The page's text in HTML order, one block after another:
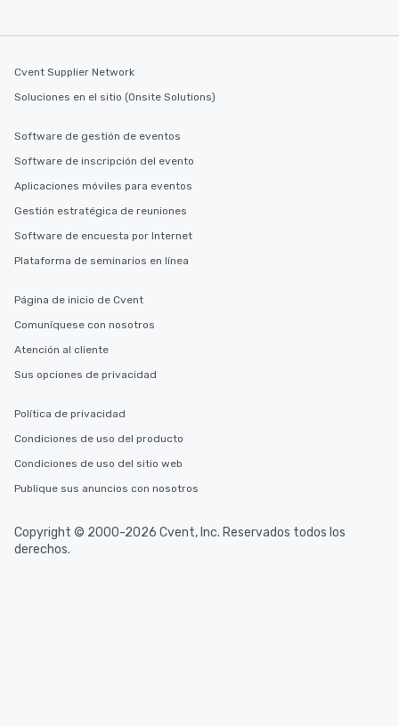
Cvent Supplier Network
Soluciones en el sitio (Onsite Solutions)
Software de gestión de eventos
Software de inscripción del evento
Aplicaciones móviles para eventos
Gestión estratégica de reuniones
Software de encuesta por Internet
Plataforma de seminarios en línea
Página de inicio de Cvent
Comuníquese con nosotros
Atención al cliente
Sus opciones de privacidad
Política de privacidad
Condiciones de uso del producto
Condiciones de uso del sitio web
Publique sus anuncios con nosotros
Copyright © 2000-2026 Cvent, Inc. Reservados todos los
derechos.